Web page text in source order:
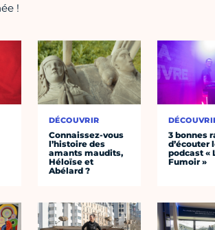
!
DÉCOUVRIR
Connaissez-vous
l’histoire des
amants maudits,
Héloïse et
Abélard ?
3 bonnes
d’écouter
podcast «
Fumoir »